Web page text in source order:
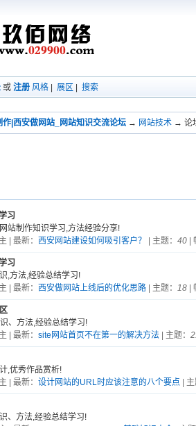
或 注册 风格 展区 搜索
|西安做网站_网站知识交流论坛 → 网站技术 → 论
习
站制作知识学习,方法经验分享!
| 最新：
西安网站建设如何吸引客户？ | 主题： 40|
习
,方法,经验总结学习!
| 最新：
西安做网站上线后的优化思路| 主题： 18|
、方法,经验总结学习!
| 最新： site网站首页不在第一的解决方法| 主题：
,优秀作品赏析!
| 最新： 设计网站的URL时应该注意的八个要点 |
、方法,经验总结学习!